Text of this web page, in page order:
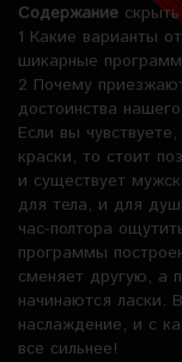
Содержание скрыть
1 Какие варианты
шикарные
2 Почему
достоинства
Если вы
краски, то стоит
и существует
для тела, и для
час-полтора
программы
сменяет другую, а
начинаются ласки.
наслаждение, и с
все сильнее!